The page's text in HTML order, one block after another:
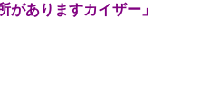
がありますカイザー」